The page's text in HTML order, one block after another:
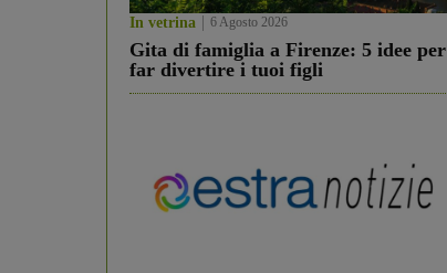
In vetrina 6 Agosto 2026
Gita di famiglia a Firenze: 5 idee per
far divertire i tuoi figli